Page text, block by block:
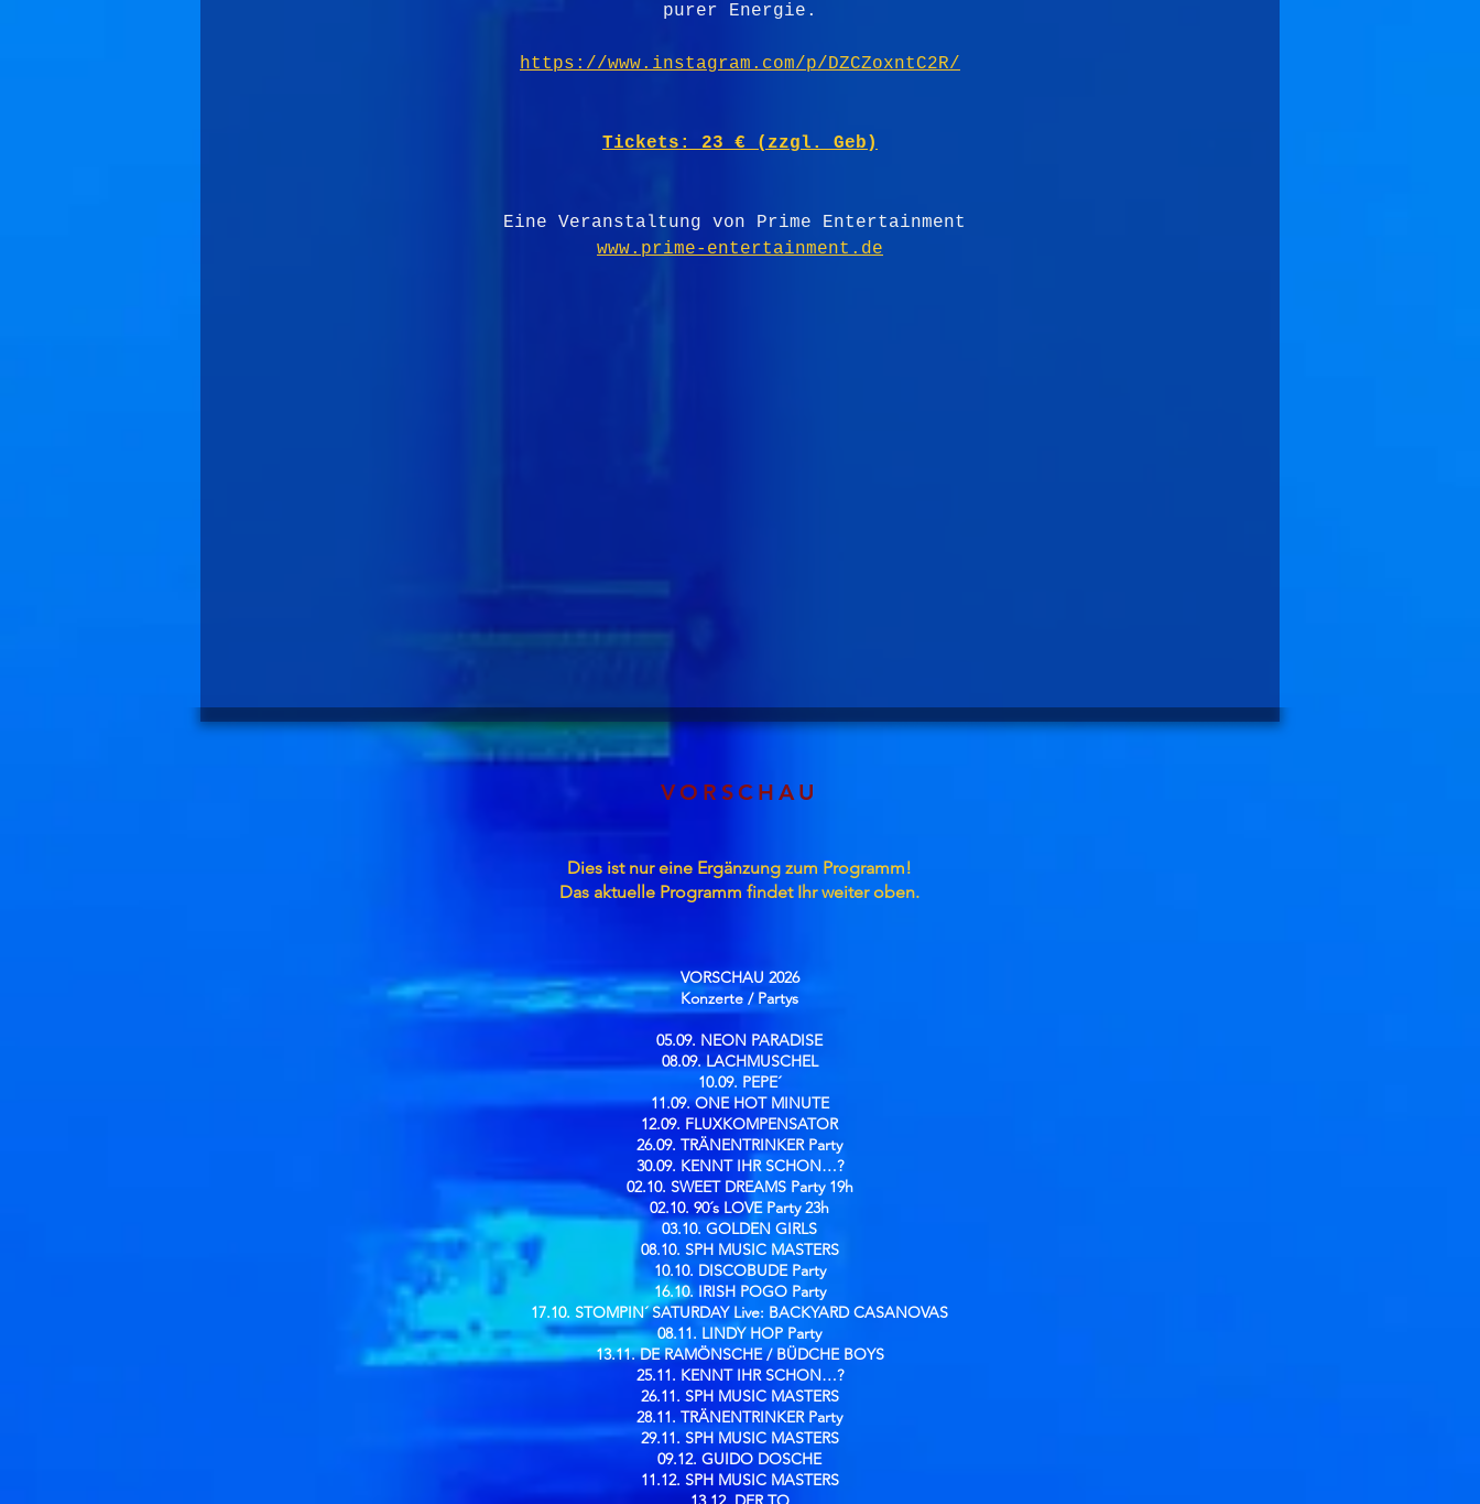
purer Energie.
https://www.instagram.com/p/DZCZoxntC2R/
Tickets: 23 € (zzgl. Geb)
Eine Veranstaltung von Prime Entertainment
www.prime-entertainment.de
VORSCHAU
Dies ist nur eine Ergänzung zum Programm!
Das aktuelle Programm findet Ihr weiter oben.
VORSCHAU 2026
Konzerte / Partys​
05.09. NEON PARADISE
08.09. LACHMUSCHEL
10.09. PEPE´
11.09. ONE HOT MINUTE
12.09. FLUXKOMPENSATOR
26.09. TRÄNENTRINKER Party
30.09. KENNT IHR SCHON…?
02.10. SWEET DREAMS Party 19h
02.10. 90´s LOVE Party 23h
03.10. GOLDEN GIRLS
08.10. SPH MUSIC MASTERS
10.10. DISCOBUDE Party
16.10. IRISH POGO Party
17.10. STOMPIN´ SATURDAY Live: BACKYARD CASANOVAS
08.11. LINDY HOP Party
13.11. DE RAMÖNSCHE / BÜDCHE BOYS
25.11. KENNT IHR SCHON…?
26.11. SPH MUSIC MASTERS
28.11. TRÄNENTRINKER Party
29.11. SPH MUSIC MASTERS
09.12. GUIDO DOSCHE
11.12. SPH MUSIC MASTERS